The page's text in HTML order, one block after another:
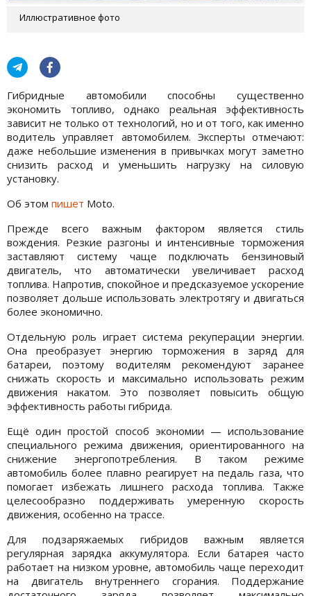
Иллюстративное фото
Гибридные автомобили способны существенно
экономить топливо, однако реальная эффективность
зависит не только от технологий, но и от того, как именно
водитель управляет автомобилем. Эксперты отмечают:
даже небольшие изменения в привычках могут заметно
снизить расход и уменьшить нагрузку на силовую
установку.
Об этом пишет Moto.
Прежде всего важным фактором является стиль
вождения. Резкие разгоны и интенсивные торможения
заставляют систему чаще подключать бензиновый
двигатель, что автоматически увеличивает расход
топлива. Напротив, спокойное и предсказуемое ускорение
позволяет дольше использовать электротягу и двигаться
более экономично.
Отдельную роль играет система рекуперации энергии.
Она преобразует энергию торможения в заряд для
батареи, поэтому водителям рекомендуют заранее
снижать скорость и максимально использовать режим
движения накатом. Это позволяет повысить общую
эффективность работы гибрида.
Ещё один простой способ экономии — использование
специального режима движения, ориентированного на
снижение энергопотребления. В таком режиме
автомобиль более плавно реагирует на педаль газа, что
помогает избежать лишнего расхода топлива. Также
целесообразно поддерживать умеренную скорость
движения, особенно на трассе.
Для подзаряжаемых гибридов важным является
регулярная зарядка аккумулятора. Если батарея часто
работает на низком уровне, автомобиль чаще переходит
на двигатель внутреннего сгорания. Поддержание